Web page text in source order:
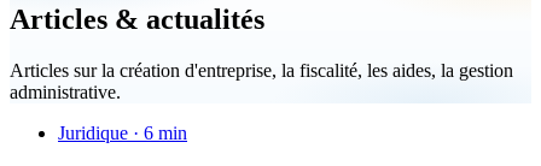
Articles & actualités
Articles sur la création d'entreprise, la fiscalité, les aides, la gestion
administrative.
Juridique · 6 min